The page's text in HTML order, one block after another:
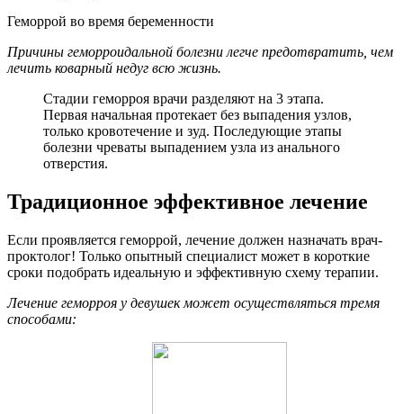
Геморрой во время беременности
Причины геморроидальной болезни легче предотвратить, чем
лечить коварный недуг всю жизнь.
Стадии геморроя врачи разделяют на 3 этапа.
Первая начальная протекает без выпадения узлов,
только кровотечение и зуд. Последующие этапы
болезни чреваты выпадением узла из анального
отверстия.
Традиционное эффективное лечение
Если проявляется геморрой, лечение должен назначать врач-
проктолог! Только опытный специалист может в короткие
сроки подобрать идеальную и эффективную схему терапии.
Лечение геморроя у девушек может осуществляться тремя
способами: